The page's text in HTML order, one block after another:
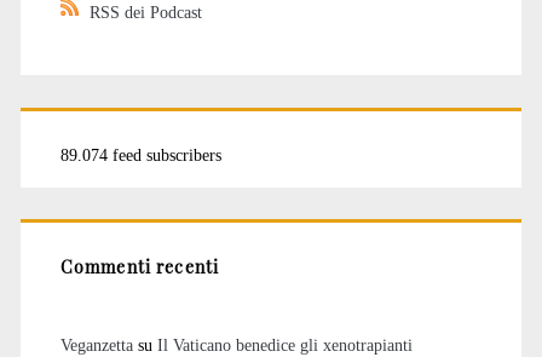
RSS dei Podcast
89.074 feed subscribers
Commenti recenti
Veganzettasu Il Vaticano benedice gli xenotrapianti